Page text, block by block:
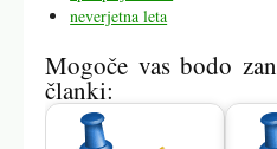
neverjetna leta
Mogoče vas bodo
članki: